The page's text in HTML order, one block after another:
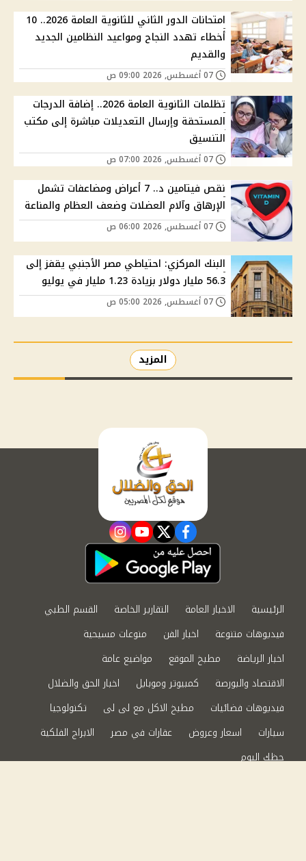
امتحانات الدور الثاني للثانوية العامة 2026.. 10
أخطاء تهدد النجاح ومواعيد النظامين الجديد
والقديم
تظلمات الثانوية العامة 2026.. إضافة الدرجات
المستحقة وإرسال التعديلات مباشرة إلى مكتب
التنسيق
نقص فيتامين د.. 7 أعراض ومضاعفات تشمل
الإرهاق وآلام العضلات وضعف العظام والمناعة
البنك المركزي: احتياطي مصر الأجنبي يقفز إلى
56.3 مليار دولار بزيادة 1.23 مليار في يوليو
المزيد
facebook
twitter
youtube
instagram
الرئيسية الاخبار العامة التقارير الخاصة
القسم الطبي
فيديوهات متنوعة
اخبار الفن
منوعات مسيحية
اخبار الرياضة
مطبخ الموقع
مواضيع عامة
الاقتصاد والبورصة
كمبيوتر وموبايل
اخبار الحق والضلال
فيديوهات فضائيات
مطبخ الاكل مع لى لى
تكنولوجيا
سيارات
اسعار وعروض عقارات في مصر
الابراج الفلكية
حظك اليوم